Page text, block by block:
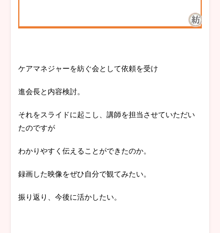
ケアマネジャーを紡ぐ会として依頼を受け
進会長と内容検討。
それをスライドに起こし、講師を担当させていただい
たのですが
わかりやすく伝えることができたのか。
録画した映像をぜひ自分で観てみたい。
振り返り、今後に活かしたい。